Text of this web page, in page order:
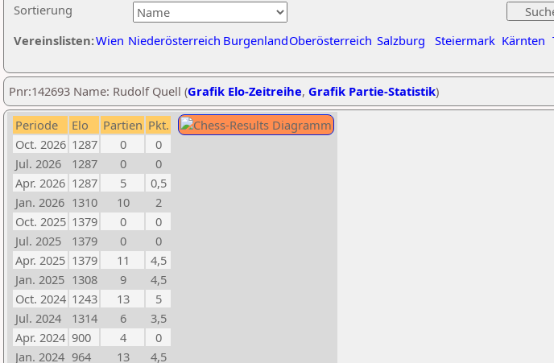
Sortierung
Vereinslisten:Wien Niederösterreich BurgenlandOberösterreich Salzburg Steiermark Kärnten
Pnr:142693 Name: Rudolf Quell (Grafik Elo-Zeitreihe, Grafik Partie-Statistik)
Periode Elo Partien Pkt.
Oct. 2026 1287 0
0
Jul. 2026
1287 0
0
Apr. 2026 1287 5
0,5
Jan. 2026 1310 10
2
Oct. 2025 1379 0
0
Jul. 2025
1379 0
0
Apr. 2025 1379 11
4,5
Jan. 2025 1308 9
4,5
Oct. 2024 1243 13
5
Jul. 2024
1314 6
3,5
Apr. 2024 900 4
0
Jan. 2024 964 13 4,5